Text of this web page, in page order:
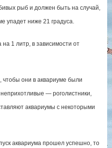
рыб и должен быть на случай,
упадет ниже 21 градуса.
1 литр, в зависимости от
они в аквариуме были
— роголистники,
аквариумы с некоторыми
аквариума прошел успешно, то